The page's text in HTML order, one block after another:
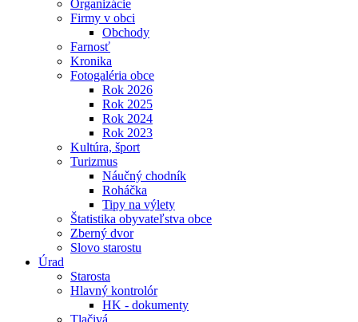
Organizácie
Firmy v obci
Obchody
Farnosť
Kronika
Fotogaléria obce
Rok 2026
Rok 2025
Rok 2024
Rok 2023
Kultúra, šport
Turizmus
Náučný chodník
Roháčka
Tipy na výlety
Štatistika obyvateľstva obce
Zberný dvor
Slovo starostu
Úrad
Starosta
Hlavný kontrolór
HK - dokumenty
Tlačivá